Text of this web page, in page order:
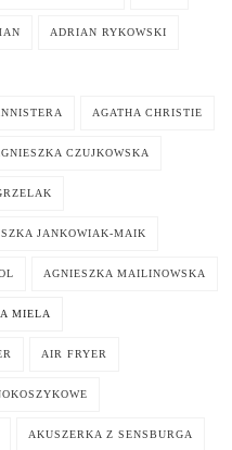
ADRIAN RYKOWSKI
AGATHA CHRISTIE
CZUJKOWSKA
JANKOWIAK-MAIK
AGNIESZKA MAILINOWSKA
MIELA
AIR FRYER
AKUSZERKA Z SENSBURGA